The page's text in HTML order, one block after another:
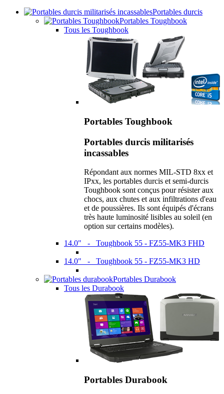
Portables durcis
Portables Toughbook
Tous les Toughbook
Portables Toughbook
Portables durcis militarisés
incassables
Répondant aux normes MIL-STD 8xx et
IPxx, les portables durcis et semi-durcis
Toughbook sont conçus pour résister aux
chocs, aux chutes et aux infiltrations d'eau
et de poussières. Ils sont équipés d'écrans
très haute luminosité lisibles au soleil (en
option sur certains modèles).
14.0" - Toughbook 55 - FZ55-MK3 FHD
14.0" - Toughbook 55 - FZ55-MK3 HD
Portables Durabook
Tous les Durabook
Portables Durabook